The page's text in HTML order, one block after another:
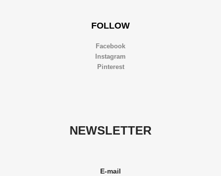
FOLLOW
Facebook
Instagram
Pinterest
NEWSLETTER
E-mail